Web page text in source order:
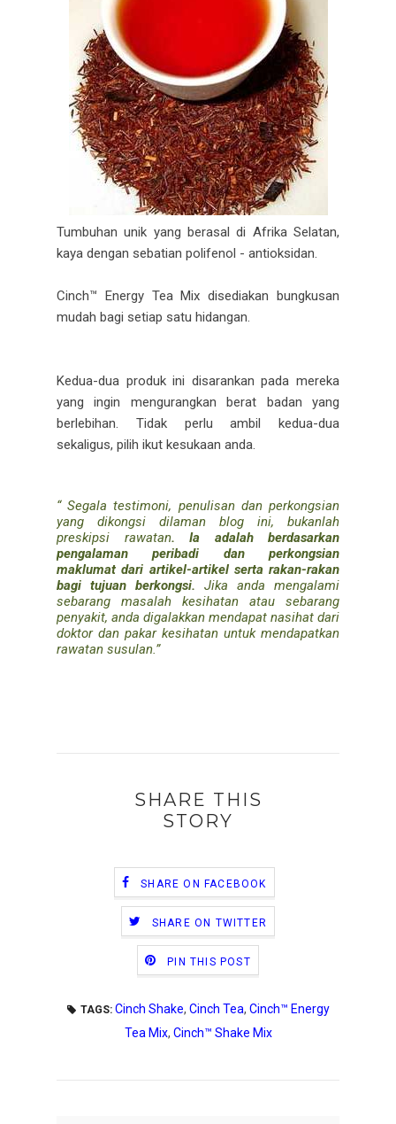
Tumbuhan unik yang berasal di Afrika Selatan,
kaya dengan sebatian polifenol - antioksidan.
Cinch™ Energy Tea Mix disediakan bungkusan
mudah bagi setiap satu hidangan.
Kedua-dua produk ini disarankan pada mereka
yang ingin mengurangkan berat badan yang
berlebihan. Tidak perlu ambil kedua-dua
sekaligus, pilih ikut kesukaan anda.
“ Segala testimoni, penulisan dan perkongsian
yang dikongsi dilaman blog ini, bukanlah
preskipsi rawatan. Ia adalah berdasarkan
pengalaman peribadi dan perkongsian
maklumat dari artikel-artikel serta rakan-rakan
bagi tujuan berkongsi. Jika anda mengalami
sebarang masalah kesihatan atau sebarang
penyakit, anda digalakkan mendapat nasihat dari
doktor dan pakar kesihatan untuk mendapatkan
rawatan susulan.”
SHARE THIS
STORY
SHARE ON FACEBOOK
SHARE ON TWITTER
PIN THIS POST
TAGS: Cinch Shake, Cinch Tea, Cinch™ Energy
Tea Mix, Cinch™ Shake Mix